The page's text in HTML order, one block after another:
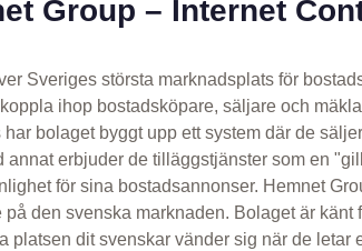
Group – Internet
Sveriges största marknadsplats för
ihop bostadsköpare, säljare och
bolaget byggt upp ett system där de
annat erbjuder de tilläggstjänster som en
för sina bostadsannonser. Hemnet
på den svenska marknaden. Bolaget är
platsen dit svenskar vänder sig när de letar